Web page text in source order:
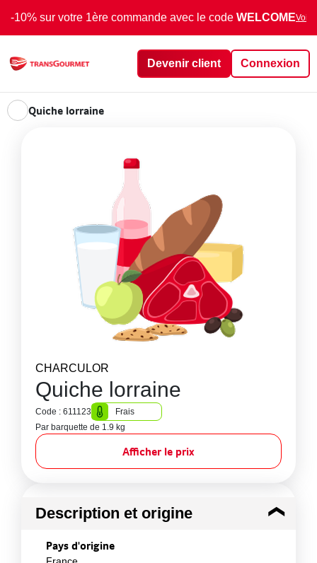
-10% sur votre 1ère commande avec le code WELCOMEVoir
Devenir client Connexion
Quiche lorraine
CHARCULOR
Quiche lorraine
Code : 611123
Frais
Par barquette de 1.9 kg
Afficher le prix
Description et origine
Pays d'origine